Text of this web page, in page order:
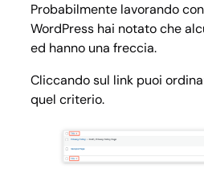
Probabilmente lavorando
WordPress hai notato che
ed hanno una freccia.
Cliccando sul link puoi
quel criterio.